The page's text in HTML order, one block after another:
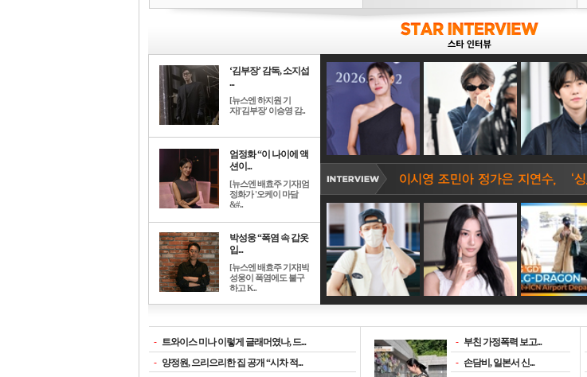
‘김부장’ 감독, 소지섭
...
[뉴스엔 하지원 기
자]'김부장' 이승영 감..
엄정화 “이 나이에 액
션이...
[뉴스엔 배효주 기자]엄
정화가 '오케이 마담
&#..
박성웅 “폭염 속 갑옷
입...
[뉴스엔 배효주 기자]박
성웅이 폭염에도 불구
하고 K..
- 트와이스 미나 이렇게 글래머였나, 드...
- 양정원, 으리으리한 집 공개 “시차 적...
- 부친 가정폭력 보고...
- 손담비, 일본서 신...